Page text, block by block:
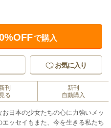
で購入
お気に入り
刊
る
新刊
自動購入
お日本の少女たちの心に力強いメッ
ッセイもまた、今を生きる私たち